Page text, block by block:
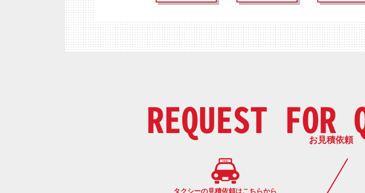
REQUEST FOR
お見積依頼
タクシーの見積依頼はこちらから